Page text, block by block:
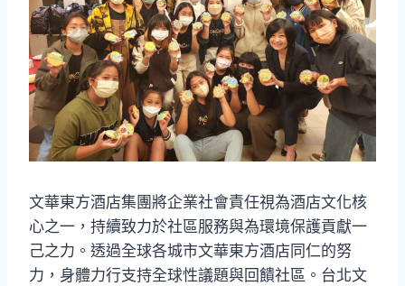
文華東方酒店集團將企業社會責任視為酒店文化核
心之一，持續致力於社區服務與為環境保護貢獻一
己之力。透過全球各城市文華東方酒店同仁的努
力，身體力行支持全球性議題與回饋社區。台北文